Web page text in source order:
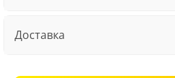
Доставка